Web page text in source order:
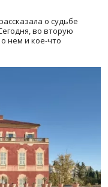
о судьбе
во вторую
нем и кое-что